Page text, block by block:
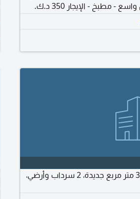
مشابهة. غرفتا نوم - حمامان - مدخل واسع - مطبخ - الإيجار 350 د.ك.
العارضية قسيمة غذائية مساحة 3600 متر مربع جديدة، 2 سرداب وأرضي،